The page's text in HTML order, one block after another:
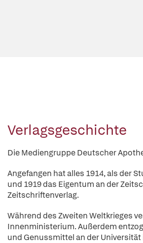
Verlagsgeschichte
Die Mediengruppe Deutscher
Angefangen hat alles 1914, als der
und 1919 das Eigentum an der
Zeitschriftenverlag.
Während des Zweiten Weltkrieges
Innenministerium. Außerdem
und Genussmittel an der